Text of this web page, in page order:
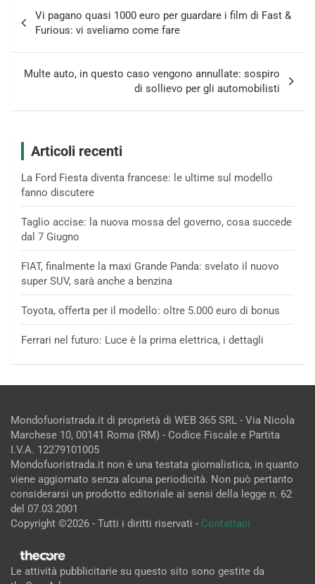
articoli
Vi pagano quasi 1000 euro per guardare i film di Fast &
Furious: vi sveliamo come fare
Multe auto, in questo caso vengono annullate: sospiro
di sollievo per gli automobilisti
Articoli recenti
La Ford Fiesta diventa francese: le ultime sul modello
fanno discutere
Taglio accise: la nuova mossa del governo, cosa succede
dal 7 Giugno
FIAT, finalmente la maxi Grande Panda: svelato il nuovo
super SUV, sarà anche a benzina
Toyota, offerta per il modello: oltre 5.000 euro di bonus
Ferrari nel futuro: Luce è la prima elettrica, i dettagli
Mondofuoristrada.it di proprietà di WEB 365 SRL - Via Nicola
Marchese 10, 00141 Roma (RM) - Codice Fiscale e Partita
I.V.A. 12279101005
Mondofuoristrada.it non è una testata giornalistica, in quanto
viene aggiornato senza alcuna periodicità. Non può pertanto
considerarsi un prodotto editoriale ai sensi della legge n. 62
del 07.03.2001
Copyright ©2026 - Tutti i diritti riservati - Contattaci
Le attività pubblicitarie su questo sito sono gestite da